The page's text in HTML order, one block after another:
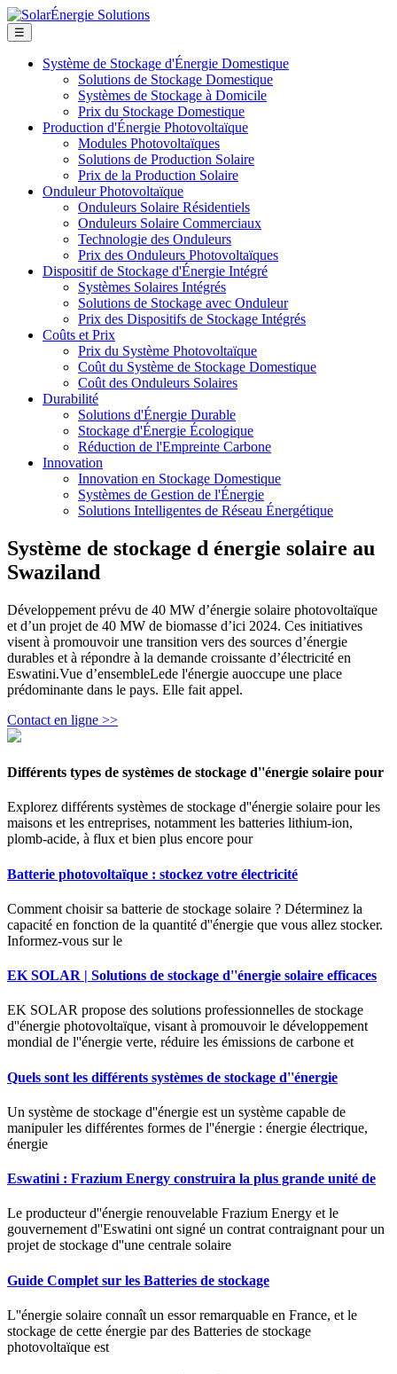
☰
Système de Stockage d'Énergie Domestique
Solutions de Stockage Domestique
Systèmes de Stockage à Domicile
Prix du Stockage Domestique
Production d'Énergie Photovoltaïque
Modules Photovoltaïques
Solutions de Production Solaire
Prix de la Production Solaire
Onduleur Photovoltaïque
Onduleurs Solaire Résidentiels
Onduleurs Solaire Commerciaux
Technologie des Onduleurs
Prix des Onduleurs Photovoltaïques
Dispositif de Stockage d'Énergie Intégré
Systèmes Solaires Intégrés
Solutions de Stockage avec Onduleur
Prix des Dispositifs de Stockage Intégrés
Coûts et Prix
Prix du Système Photovoltaïque
Coût du Système de Stockage Domestique
Coût des Onduleurs Solaires
Durabilité
Solutions d'Énergie Durable
Stockage d'Énergie Écologique
Réduction de l'Empreinte Carbone
Innovation
Innovation en Stockage Domestique
Systèmes de Gestion de l'Énergie
Solutions Intelligentes de Réseau Énergétique
Système de stockage d énergie solaire au
Swaziland
Développement prévu de 40 MW d’énergie solaire photovoltaïque
et d’un projet de 40 MW de biomasse d’ici 2024. Ces initiatives
visent à promouvoir une transition vers des sources d’énergie
durables et à répondre à la demande croissante d’électricité en
Eswatini.Vue d’ensembleLede l'énergie auoccupe une place
prédominante dans le pays. Elle fait appel.
Contact en ligne >>
Différents types de systèmes de stockage d''énergie solaire pour
Explorez différents systèmes de stockage d''énergie solaire pour les
maisons et les entreprises, notamment les batteries lithium-ion,
plomb-acide, à flux et bien plus encore pour
Batterie photovoltaïque : stockez votre électricité
Comment choisir sa batterie de stockage solaire ? Déterminez la
capacité en fonction de la quantité d''énergie que vous allez stocker.
Informez-vous sur le
EK SOLAR | Solutions de stockage d''énergie solaire efficaces
EK SOLAR propose des solutions professionnelles de stockage
d''énergie photovoltaïque, visant à promouvoir le développement
mondial de l''énergie verte, réduire les émissions de carbone et
Quels sont les différents systèmes de stockage d''énergie
Un système de stockage d''énergie est un système capable de
manipuler les différentes formes de l''énergie : énergie électrique,
énergie
Eswatini : Frazium Energy construira la plus grande unité de
Le producteur d''énergie renouvelable Frazium Energy et le
gouvernement d''Eswatini ont signé un contrat contraignant pour un
projet de stockage d''une centrale solaire
Guide Complet sur les Batteries de stockage
L''énergie solaire connaît un essor remarquable en France, et le
stockage de cette énergie par des Batteries de stockage
photovoltaïque est